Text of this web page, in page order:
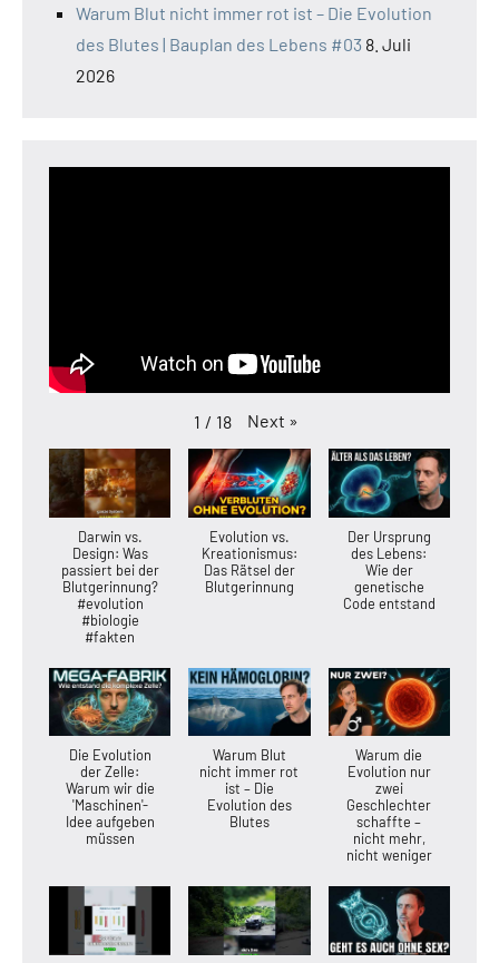
Warum Blut nicht immer rot ist – Die Evolution
des Blutes | Bauplan des Lebens #03 8. Juli
2026
1 / 18 Next »
Darwin vs.
Design: Was
passiert bei der
Blutgerinnung?
#evolution
#biologie
#fakten
Evolution vs.
Kreationismus:
Das Rätsel der
Blutgerinnung
Der Ursprung
des Lebens:
Wie der
genetische
Code entstand
Die Evolution
der Zelle:
Warum wir die
'Maschinen'-
Idee aufgeben
müssen
Warum Blut
nicht immer rot
ist – Die
Evolution des
Blutes
Warum die
Evolution nur
zwei
Geschlechter
schaffte –
nicht mehr,
nicht weniger